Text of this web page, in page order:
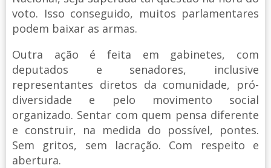
voto. Isso conseguido, muitos parlamentares
podem baixar as armas.
Outra ação é feita em gabinetes, com
deputados e senadores, inclusive
representantes diretos da comunidade, pró-
diversidade e pelo movimento social
organizado. Sentar com quem pensa diferente
e construir, na medida do possível, pontes.
Sem gritos, sem lacração. Com respeito e
abertura.